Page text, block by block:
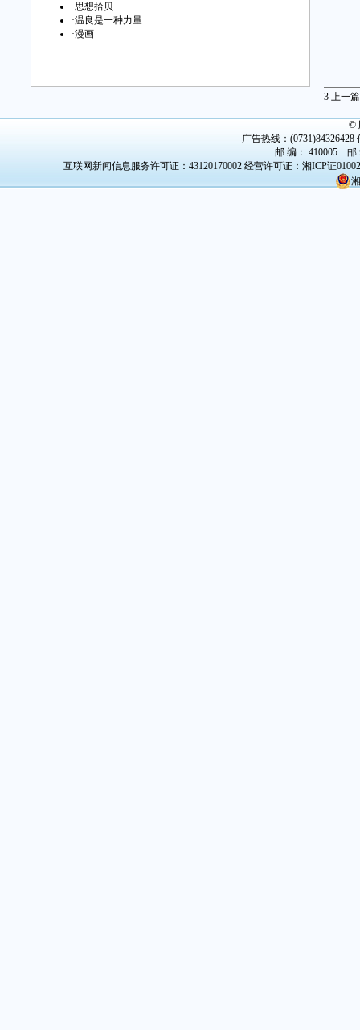
·思想拾贝
·温良是一种力量
·漫画
3 上一篇
©
广告热线：(0731)84326428
邮 编： 410005 邮
互联网新闻信息服务许可证：43120170002 经营许可证：湘ICP证